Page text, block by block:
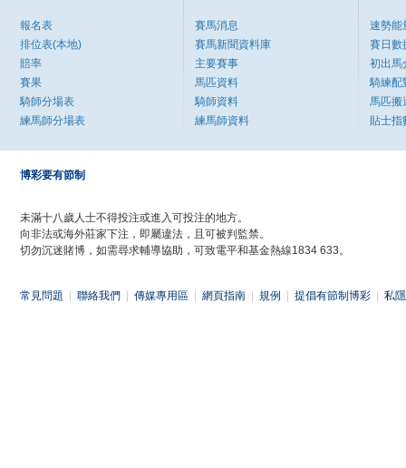
報名表
排位表(本地)
賠率
賽果
騎師分場表
練馬師分場表
賽馬消息
賽馬新聞資料庫
主要賽事
馬匹資料
騎師資料
練馬師資料
速勢能
賽日數
初出馬
騎練配
馬匹搬
貼士指
博彩要有節制
未滿十八歲人士不得投注或進入可投注的地方。
向非法或海外莊家下注，即屬違法，且可被判監禁。
切勿沉迷賭博，如需尋求輔導協助，可致電平和基金熱線1834 633。
常見問題 聯絡我們 傳媒專用區 網頁指南 規例 提倡有節制博彩 私